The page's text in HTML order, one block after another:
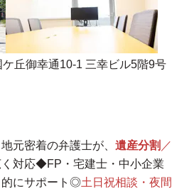
丘御幸通10-1 三幸ビル5階9号
地元密着の弁護士が、 遺産分割 ／
く対応◆FP・宅建士・中小企業
的にサポート◎土日祝相談・夜間